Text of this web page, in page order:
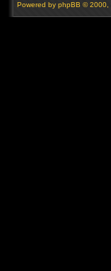
Powered by phpBB © 2000,